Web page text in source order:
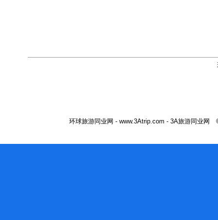
环球旅游同业网 - www.3Atrip.com - 3A旅游同